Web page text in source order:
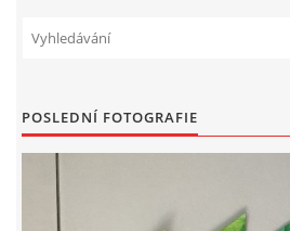
BÁSNĚ K TÉMATU ZIMA
POHYBOVÉ AKTIVITY NA TÉMA ZIMA
POSLEDNÍ FOTOGRAFIE